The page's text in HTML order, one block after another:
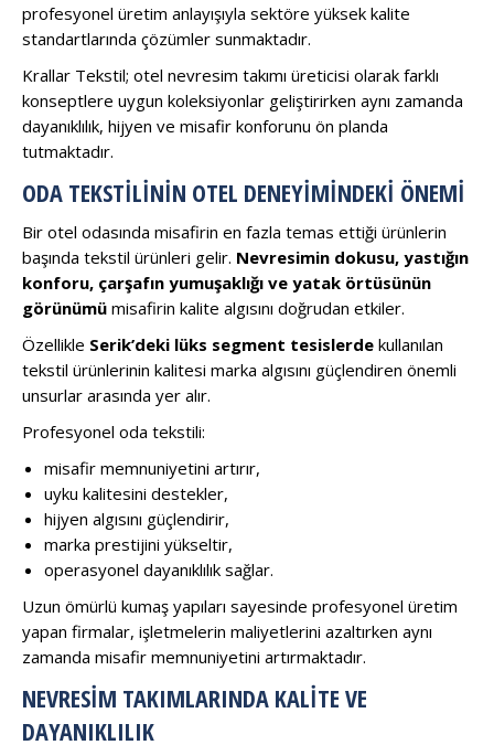
profesyonel üretim anlayışıyla sektöre yüksek kalite
standartlarında çözümler sunmaktadır.
Krallar Tekstil; otel nevresim takımı üreticisi olarak farklı
konseptlere uygun koleksiyonlar geliştirirken aynı zamanda
dayanıklılık, hijyen ve misafir konforunu ön planda
tutmaktadır.
ODA TEKSTILININ OTEL DENEYIMINDEKI ÖNEMI
Bir otel odasında misafirin en fazla temas ettiği ürünlerin
başında tekstil ürünleri gelir. Nevresimin dokusu, yastığın
konforu, çarşafın yumuşaklığı ve yatak örtüsünün
görünümü misafirin kalite algısını doğrudan etkiler.
Özellikle Serik’deki lüks segment tesislerde kullanılan
tekstil ürünlerinin kalitesi marka algısını güçlendiren önemli
unsurlar arasında yer alır.
Profesyonel oda tekstili:
misafir memnuniyetini artırır,
uyku kalitesini destekler,
hijyen algısını güçlendirir,
marka prestijini yükseltir,
operasyonel dayanıklılık sağlar.
Uzun ömürlü kumaş yapıları sayesinde profesyonel üretim
yapan firmalar, işletmelerin maliyetlerini azaltırken aynı
zamanda misafir memnuniyetini artırmaktadır.
NEVRESIM TAKIMLARINDA KALITE VE
DAYANIKLILIK